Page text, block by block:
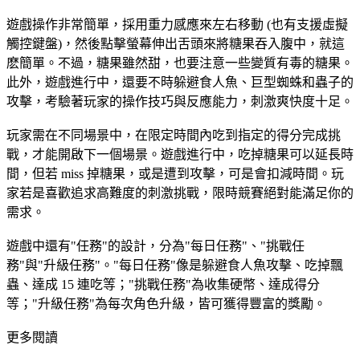
遊戲操作非常簡單，採用重力感應來左右移動 (也有支援虛擬
觸控鍵盤)，然後點擊螢幕伸出舌頭來將糖果吞入腹中，就這
麽簡單。不過，糖果雖然甜，也要注意一些變質有毒的糖果。
此外，遊戲進行中，還要不時躲避食人魚、巨型蜘蛛和蟲子的
攻擊，考驗著玩家的操作技巧與反應能力，刺激爽快度十足。
玩家需在不同場景中，在限定時間內吃到指定的得分完成挑
戰，才能開啟下一個場景。遊戲進行中，吃掉糖果可以延長時
間，但若 miss 掉糖果，或是遭到攻擊，可是會扣減時間。玩
家若是喜歡追求高難度的刺激挑戰，限時競賽絕對能滿足你的
需求。
遊戲中還有"任務"的設計，分為"每日任務"、"挑戰任
務"與"升級任務"。"每日任務"像是躲避食人魚攻擊、吃掉飄
蟲、達成 15 連吃等；"挑戰任務"為收集硬幣、達成得分
等；"升級任務"為每次角色升級，皆可獲得豐富的獎勵。
更多閱讀